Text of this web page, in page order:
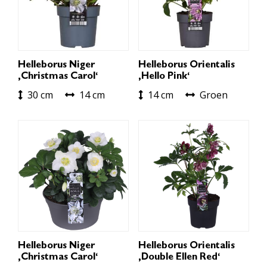
Helleborus Niger
‚Christmas Carol‘
30 cm 14 cm
Helleborus Orientalis
‚Hello Pink‘
14 cm Groen
Helleborus Niger
‚Christmas Carol‘
Helleborus Orientalis
‚Double Ellen Red‘